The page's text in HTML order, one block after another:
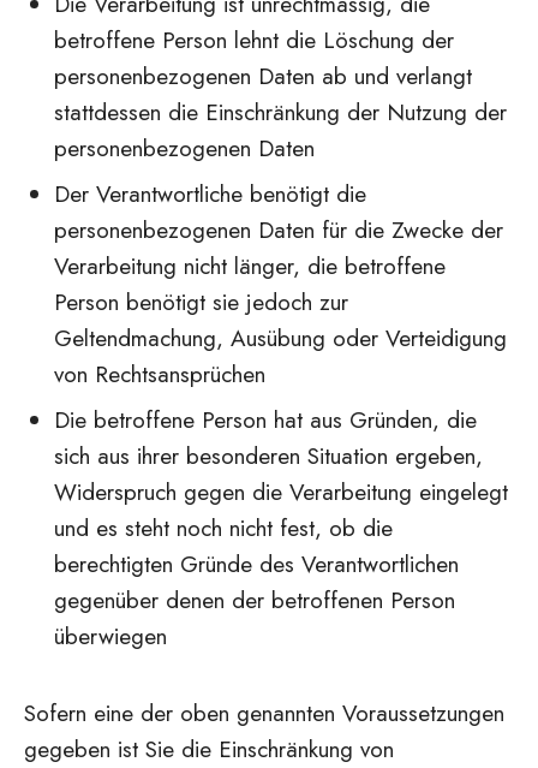
betroffene Person lehnt die Löschung der
personenbezogenen Daten ab und verlangt
stattdessen die Einschränkung der Nutzung der
personenbezogenen Daten
Der Verantwortliche benötigt die
personenbezogenen Daten für die Zwecke der
Verarbeitung nicht länger, die betroffene
Person benötigt sie jedoch zur
Geltendmachung, Ausübung oder Verteidigung
von Rechtsansprüchen
Die betroffene Person hat aus Gründen, die
sich aus ihrer besonderen Situation ergeben,
Widerspruch gegen die Verarbeitung eingelegt
und es steht noch nicht fest, ob die
berechtigten Gründe des Verantwortlichen
gegenüber denen der betroffenen Person
überwiegen
Sofern eine der oben genannten Voraussetzungen
gegeben ist Sie die Einschränkung von